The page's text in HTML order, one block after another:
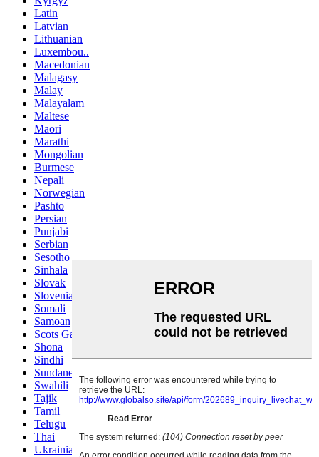
Latin
Latvian
Lithuanian
Luxembou..
Macedonian
Malagasy
Malay
Malayalam
Maltese
Maori
Marathi
Mongolian
Burmese
Nepali
Norwegian
Pashto
Persian
Punjabi
Serbian
Sesotho
Sinhala
Slovak
Slovenian
Somali
Samoan
Scots Gaelic
Shona
Sindhi
Sundanese
Swahili
Tajik
Tamil
Telugu
Thai
Ukrainian